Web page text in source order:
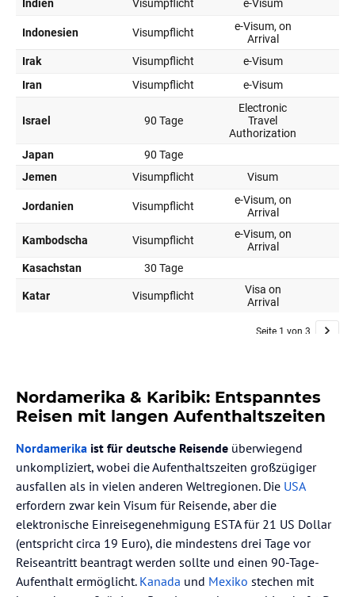
Nordamerika & Karibik: Entspanntes
Reisen mit langen Aufenthaltszeiten
Nordamerika ist für deutsche Reisende überwiegend
unkompliziert, wobei die Aufenthaltszeiten großzügiger
ausfallen als in vielen anderen Weltregionen. Die USA
erfordern zwar kein Visum für Reisende, aber die
elektronische Einreisegenehmigung ESTA für 21 US Dollar
(entspricht circa 19 Euro), die mindestens drei Tage vor
Reiseantritt beantragt werden sollte und einen 90-Tage-
Aufenthalt ermöglicht. Kanada und Mexiko stechen mit